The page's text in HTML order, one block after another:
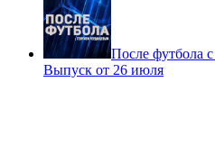
После футбола
Выпуск от 26 июля